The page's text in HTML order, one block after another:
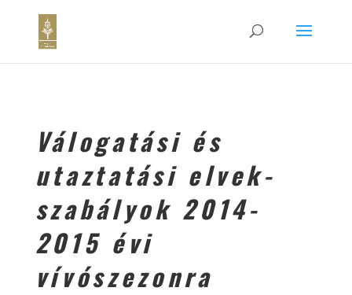
Válogatási és
utaztatási elvek-
szabályok 2014-
2015 évi
vívószezonra